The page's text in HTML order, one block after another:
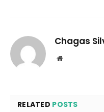
Chagas
Website
RELATED POSTS